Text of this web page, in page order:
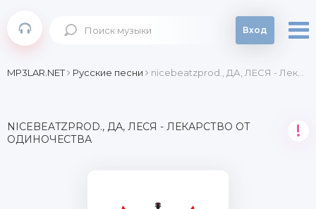
Вход
MP3LAR.NET Русские песни nicebeatzprod., ДА, ЛЕСЯ - Лекарство от одиночества
NICEBEATZPROD., ДА, ЛЕСЯ - ЛЕКАРСТВО ОТ
ОДИНОЧЕСТВА
!